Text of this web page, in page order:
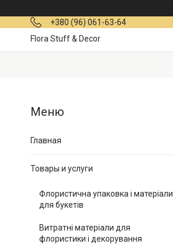
+380 (96) 061-63-64
Flora Stuff & Decor
Главная
Товары и услуги
Флористична упаковка і матеріали
для букетів
Витратні матеріали для
флористики і декорування